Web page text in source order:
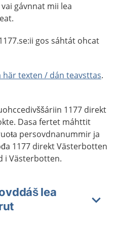
gávnnat mii lea
gos sáhtát ohcat
här texten / dán teavsttas.
1177 direkt
Dasa fertet máhttit
persovdnanummir ja
1177 direkt Västerbotten
i Västerbotten.
lea